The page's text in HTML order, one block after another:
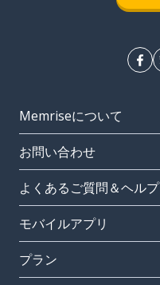
Memriseについて
お問い合わせ
よくあるご質問＆ヘルプ
モバイルアプリ
プラン